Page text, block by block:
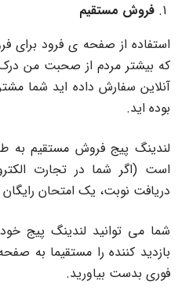
فروش مستقیم
استفاده از صفحه ی فرود
که بیشتر مردم از صحبت من
آنلاین سفارش داده اید شما
بوده اید.
لندینگ پیج فروش مستقیم
است (اگر شما در تجارت
دریافت نوبت، یک امتحان
شما می توانید لندینگ پیج خود
بازدید کننده را مستقیما به
فوری بدست بیاورید.